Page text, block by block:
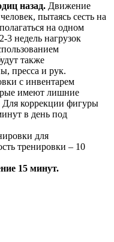
назад. Движение
пытаясь сесть на
на одном
3 недель нагрузок
также
пресса и рук.
с инвентарем
имеют лишние
коррекции фигуры
в день под
для
тренировки – 10
15 минут.